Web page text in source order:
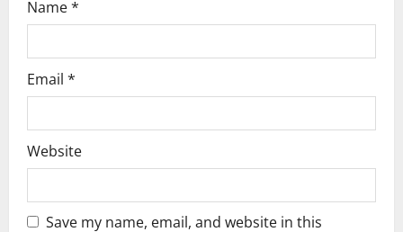
Name*
Email *
Website
Save my name, email, and website in this